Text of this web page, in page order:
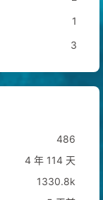
1
3
486
4 年 114 天
1330.8k